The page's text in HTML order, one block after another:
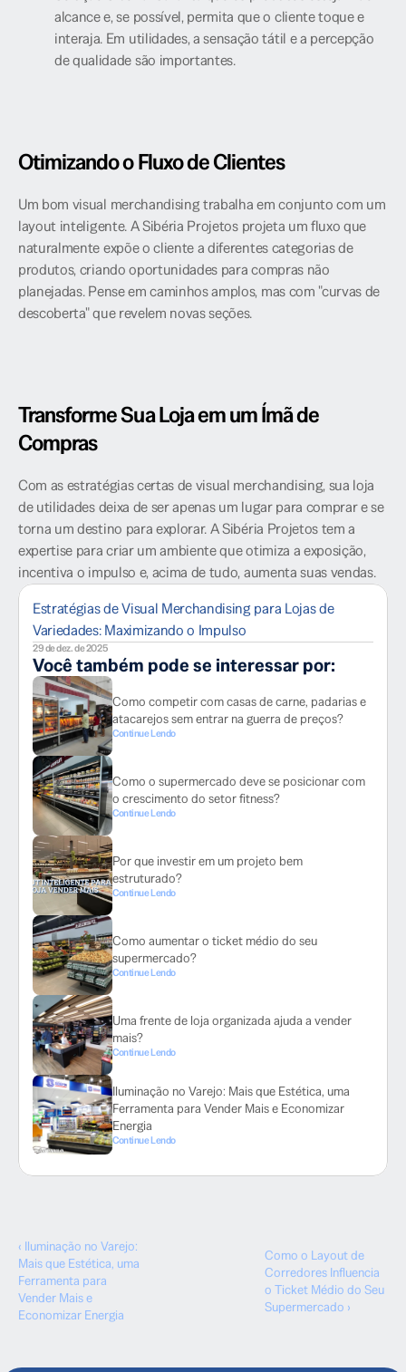
Estratégias de Visual Merchandising para Lojas de
Variedades: Maximizando o Impulso
29 de dez. de 2025
Você também pode se interessar por:
Como competir com casas de carne, padarias e
atacarejos sem entrar na guerra de preços?
Continue Lendo
Como o supermercado deve se posicionar com
o crescimento do setor fitness?
Continue Lendo
Por que investir em um projeto bem
estruturado?
Continue Lendo
Como aumentar o ticket médio do seu
supermercado?
Continue Lendo
Uma frente de loja organizada ajuda a vender
mais?
Continue Lendo
Iluminação no Varejo: Mais que Estética, uma
Ferramenta para Vender Mais e Economizar
Energia
Continue Lendo
alcance e, se possível, permita que o cliente toque e
interaja. Em utilidades, a sensação tátil e a percepção
de qualidade são importantes.
Otimizando o Fluxo de Clientes
Um bom visual merchandising trabalha em conjunto com um
layout inteligente. A Sibéria Projetos projeta um fluxo que
naturalmente expõe o cliente a diferentes categorias de
produtos, criando oportunidades para compras não
planejadas. Pense em caminhos amplos, mas com "curvas de
descoberta" que revelem novas seções.
Transforme Sua Loja em um Ímã de
Compras
Com as estratégias certas de visual merchandising, sua loja
de utilidades deixa de ser apenas um lugar para comprar e se
torna um destino para explorar. A Sibéria Projetos tem a
expertise para criar um ambiente que otimiza a exposição,
incentiva o impulso e, acima de tudo, aumenta suas vendas.
‹ Iluminação no Varejo:
Mais que Estética, uma
Ferramenta para
Vender Mais e
Economizar Energia
Como o Layout de
Corredores Influencia
o Ticket Médio do Seu
Supermercado ›